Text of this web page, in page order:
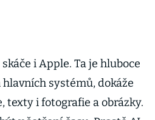
i Apple. Ta je hluboce
systémů, dokáže
texty i fotografie a obrázky.